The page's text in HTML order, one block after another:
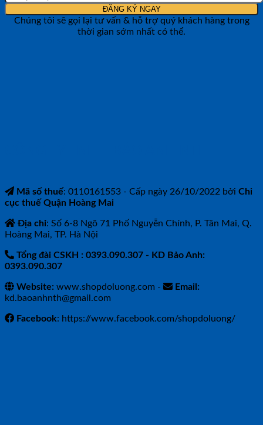
Chúng tôi sẽ gọi lại tư vấn & hỗ trợ quý khách hàng trong
thời gian sớm nhất có thể.
Mã số thuế: 0110161553 - Cấp ngày 26/10/2022 bởi Chi
cục thuế Quận Hoàng Mai
Địa chỉ: Số 6-8 Ngõ 71 Phố Nguyễn Chính, P. Tân Mai, Q.
Hoàng Mai, TP. Hà Nội
Tổng đài CSKH : 0393.090.307 - KD Bảo Anh:
0393.090.307
Website: www.shopdoluong.com -
Email:
kd.baoanhnth@gmail.com
Facebook: https://www.facebook.com/shopdoluong/